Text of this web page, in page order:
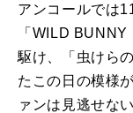
アンコールでは
「WILD
駆け、「虫けら
たこの日の模様
ァンは見逃せない